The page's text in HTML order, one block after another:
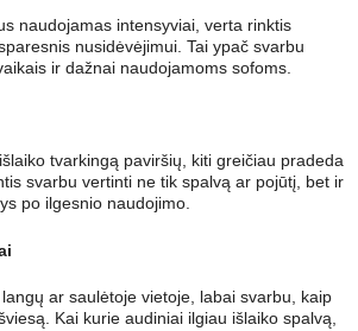
naudojamas intensyviai, verta rinktis
nusidėvėjimui. Tai ypač svarbu
ir dažnai naudojamoms sofoms.
tvarkingą paviršių, kiti greičiau pradeda
svarbu vertinti ne tik spalvą ar pojūtį, bet ir
po ilgesnio naudojimo.
ar saulėtoje vietoje, labai svarbu, kaip
Kai kurie audiniai ilgiau išlaiko spalvą,